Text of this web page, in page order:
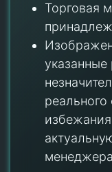
Торговая